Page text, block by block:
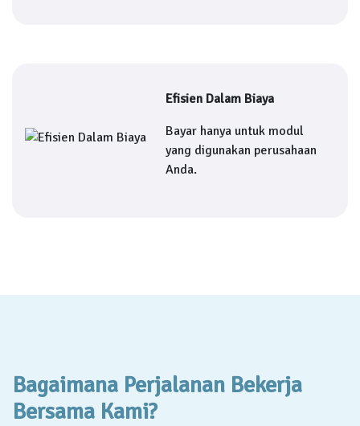
Efisien Dalam Biaya
Bayar hanya untuk modul
yang digunakan perusahaan
Anda.
Bagaimana Perjalanan Bekerja
Bersama Kami?